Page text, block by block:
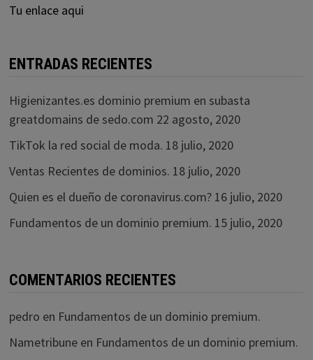
Tu enlace aqui
ENTRADAS RECIENTES
Higienizantes.es dominio premium en subasta
greatdomains de sedo.com 22 agosto, 2020
TikTok la red social de moda. 18 julio, 2020
Ventas Recientes de dominios. 18 julio, 2020
Quien es el dueño de coronavirus.com? 16 julio, 2020
Fundamentos de un dominio premium. 15 julio, 2020
COMENTARIOS RECIENTES
pedro en Fundamentos de un dominio premium.
Nametribuneen Fundamentos de un dominio premium.